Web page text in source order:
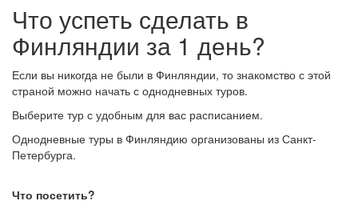
Что успеть сделать в
Финляндии за 1 день?
Если вы никогда не были в Финляндии, то знакомство с этой
страной можно начать с однодневных туров.
Выберите тур с удобным для вас расписанием.
Однодневные туры в Финляндию организованы из Санкт-
Петербурга.
Что посетить?